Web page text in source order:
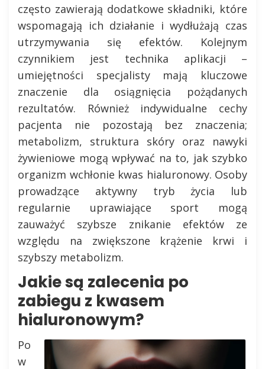
często zawierają dodatkowe składniki, które
wspomagają ich działanie i wydłużają czas
utrzymywania się efektów. Kolejnym
czynnikiem jest technika aplikacji –
umiejętności specjalisty mają kluczowe
znaczenie dla osiągnięcia pożądanych
rezultatów. Również indywidualne cechy
pacjenta nie pozostają bez znaczenia;
metabolizm, struktura skóry oraz nawyki
żywieniowe mogą wpływać na to, jak szybko
organizm wchłonie kwas hialuronowy. Osoby
prowadzące aktywny tryb życia lub
regularnie uprawiające sport mogą
zauważyć szybsze znikanie efektów ze
względu na zwiększone krążenie krwi i
szybszy metabolizm.
Jakie są zalecenia po
zabiegu z kwasem
hialuronowym?
Po
w